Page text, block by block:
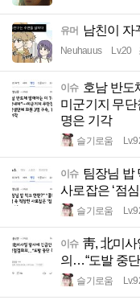
유머 남친이 자
Neuhauus Lv.20
이슈 호남 반도
미군기지 무단
명은 기각
슬기로움
이슈 팀장님 밥
사로잡은 ‘점
슬기로움
이슈 靑, 北미
의…“도발 중단
슬기로움